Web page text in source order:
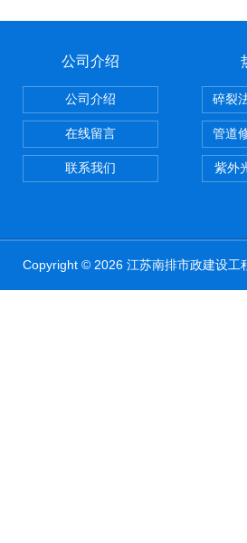
公司介绍
公司介绍
在线留言
联系我们
碎裂
管道
紫外
Copyright © 2026 江苏南排市政建设工